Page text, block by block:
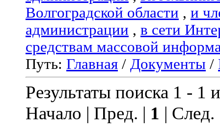
Волгоградской области , и
администрации , в сети
средствам массовой
Путь: Главная / Документы /
Результаты поиска 1 - 1
Начало | Пред. | 1 |